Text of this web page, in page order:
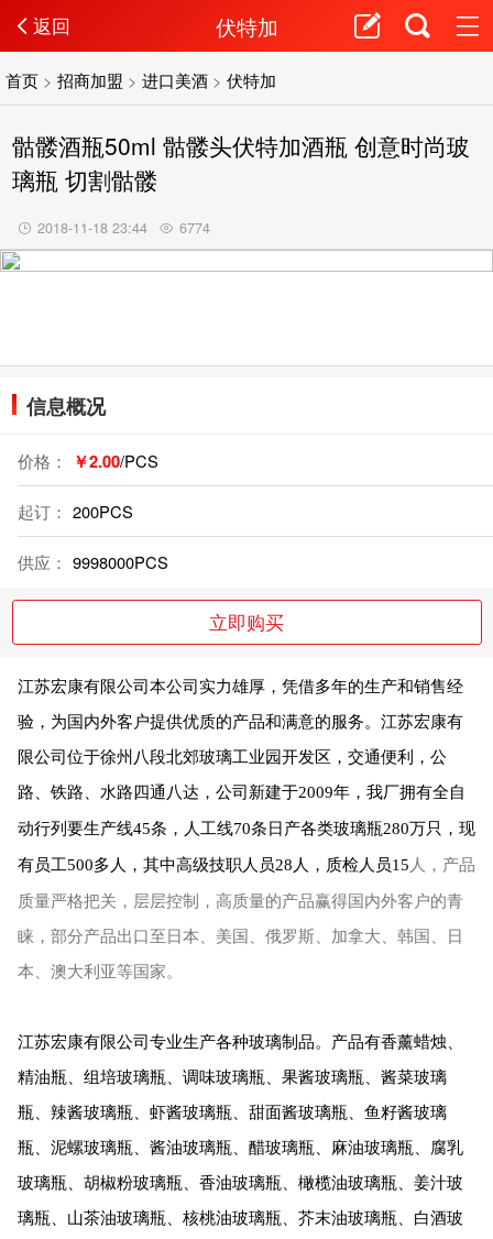
返回 伏特加
首页 >招商加盟 >进口美酒 >伏特加
骷髅酒瓶50ml 骷髅头伏特加酒瓶 创意时尚玻
璃瓶 切割骷髅
2018-11-18 23:44 6774
信息概况
价格： ￥2.00/PCS
起订： 200PCS
供应： 9998000PCS
立即购买
江苏宏康有限公司本公司实力雄厚，凭借多年的生产和销售经
验，为国内外客户提供优质的产品和满意的服务。江苏宏康有
限公司位于徐州八段北郊玻璃工业园开发区，交通便利，公
路、铁路、水路四通八达，公司新建于2009年，我厂拥有全自
动行列要生产线45条，人工线70条日产各类玻璃瓶280万只，现
有员工500多人，其中高级技职人员28 人，质检人员15 人，产品
质量严格把关，层层控制，高质量的产品赢得国内外客户的青
睐，部分产品出口至日本、美国、俄罗斯、加拿大、韩国、日
本、澳大利亚等国家。
江苏宏康有限公司专业生产各种玻璃制品。产品有香薰蜡烛、
精油瓶、组培玻璃瓶、调味玻璃瓶、果酱玻璃瓶、酱菜玻璃
瓶、辣酱玻璃瓶、虾酱玻璃瓶、甜面酱玻璃瓶、鱼籽酱玻璃
瓶、泥螺玻璃瓶、酱油玻璃瓶、醋玻璃瓶、麻油玻璃瓶、腐乳
玻璃瓶、胡椒粉玻璃瓶、香油玻璃瓶、橄榄油玻璃瓶、姜汁玻
璃瓶、山茶油玻璃瓶、核桃油玻璃瓶、芥末油玻璃瓶、白酒玻